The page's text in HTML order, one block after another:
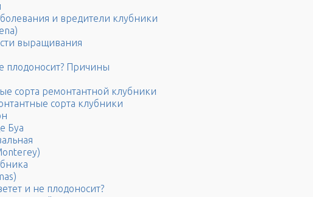
и вредители клубники
выращивания
плодоносит? Причины
сорта ремонтантной клубники
сорта клубники
Буа
и не плодоносит?